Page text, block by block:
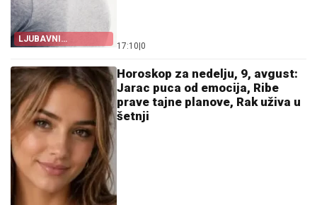
LJUBAVNI
HOROSKOP
17:10 0
Horoskop za nedelju, 9, avgust:
Jarac puca od emocija, Ribe
prave tajne planove, Rak uživa u
šetnji